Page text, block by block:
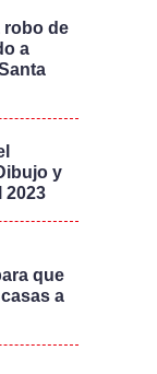
robo de
a
y
2023
que
a